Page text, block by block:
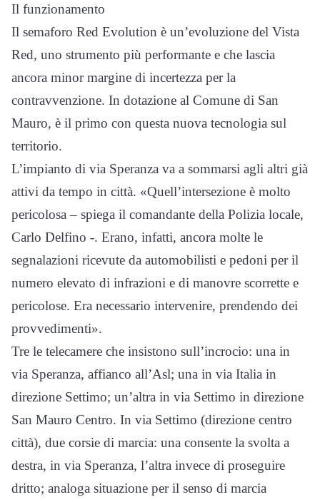
Il funzionamento
Il semaforo Red Evolution è un’evoluzione del Vista
Red, uno strumento più performante e che lascia
ancora minor margine di incertezza per la
contravvenzione. In dotazione al Comune di San
Mauro, è il primo con questa nuova tecnologia sul
territorio.
L’impianto di via Speranza va a sommarsi agli altri già
attivi da tempo in città. «Quell’intersezione è molto
pericolosa – spiega il comandante della Polizia locale,
Carlo Delfino -. Erano, infatti, ancora molte le
segnalazioni ricevute da automobilisti e pedoni per il
numero elevato di infrazioni e di manovre scorrette e
pericolose. Era necessario intervenire, prendendo dei
provvedimenti».
Tre le telecamere che insistono sull’incrocio: una in
via Speranza, affianco all’Asl; una in via Italia in
direzione Settimo; un’altra in via Settimo in direzione
San Mauro Centro. In via Settimo (direzione centro
città), due corsie di marcia: una consente la svolta a
destra, in via Speranza, l’altra invece di proseguire
dritto; analoga situazione per il senso di marcia